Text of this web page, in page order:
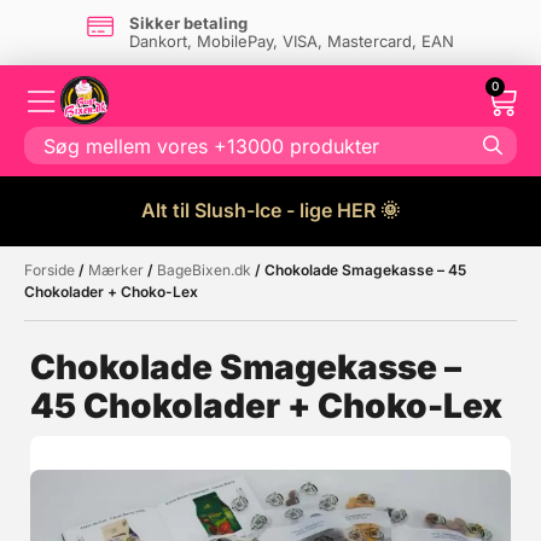
Sikker betaling
Dankort, MobilePay, VISA, Mastercard, EAN
0
Alt til Slush-Ice - lige HER 🌞
Måske kunne nogle af disse
Forside / Mærker / BageBixen.dk / Chokolade Smagekasse – 45
Chokolader + Choko-Lex
Chokolade Smagekasse –
45 Chokolader + Choko-Lex